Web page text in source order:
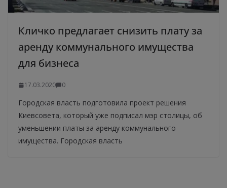
Кличко предлагает снизить плату за
аренду коммунального имущества
для бизнеса
17.03.2020 0
Городская власть подготовила проект решения
Киевсовета, который уже подписал мэр столицы, об
уменьшении платы за аренду коммунального
имущества. Городская власть